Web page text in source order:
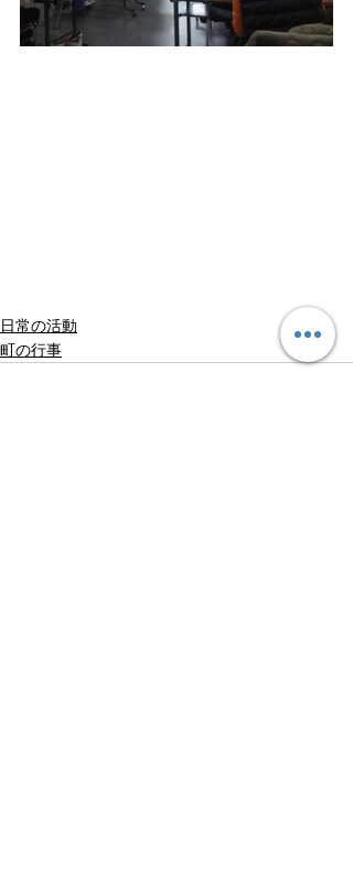
日常の活動
町の行事